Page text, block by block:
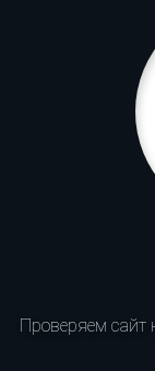
Проверяем сайт